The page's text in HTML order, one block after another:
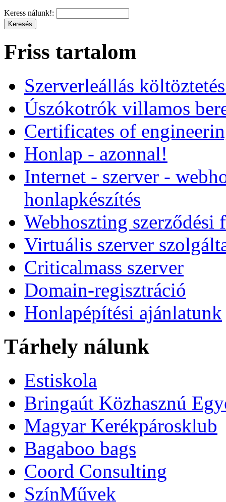
Keress nálunk!:
Friss tartalom
Szerverleállás
Úszókotrók villamos
Certificates of
Honlap - azonnal!
Internet - szerver -
honlapkészítés
Webhoszting szerződési
Virtuális szerver
Criticalmass szerver
Domain-regisztráció
Honlapépítési ajánlatunk
Tárhely nálunk
Estiskola
Bringaút Közhasznú
Magyar Kerékpárosklub
Bagaboo bags
Coord Consulting
SzínMűvek